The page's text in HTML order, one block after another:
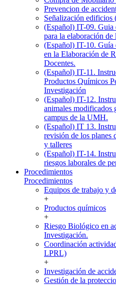
Prevencion de
Señalización edificios
(Español) IT-09. Guia
para la elaboración de
(Español) IT-10. Guía
en la Elaboración de
Docentes.
(Español) IT-11.
Productos Químicos
Investigación
(Español) IT-12.
animales modificados
campus de la UMH.
(Español) IT 13.
revisión de los planes
y talleres
(Español) IT-14.
riesgos laborales de
Procedimientos
Procedimientos
Equipos de trabajo y
+
Productos químicos
+
Riesgo Biológico en
Investigación.
Coordinación
LPRL)
+
Investigación de
Gestión de la